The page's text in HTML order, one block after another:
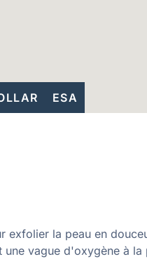
ESA
exfolier la peau en
vague d'oxygène à